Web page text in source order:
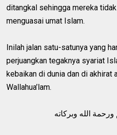
ditangkal sehingga mereka
menguasai umat Islam.
Inilah jalan satu-satunya yang
perjuangkan tegaknya syariat
kebaikan di dunia dan di akhirat
Wallahua’lam.
الله وبركاته